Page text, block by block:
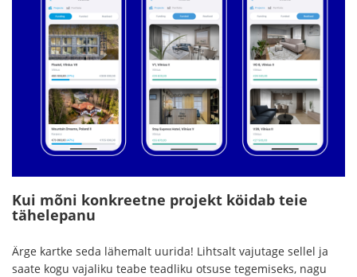
Kui mõni konkreetne projekt köidab teie
tähelepanu
Ärge kartke seda lähemalt uurida! Lihtsalt vajutage sellel ja
saate kogu vajaliku teabe teadliku otsuse tegemiseks, nagu